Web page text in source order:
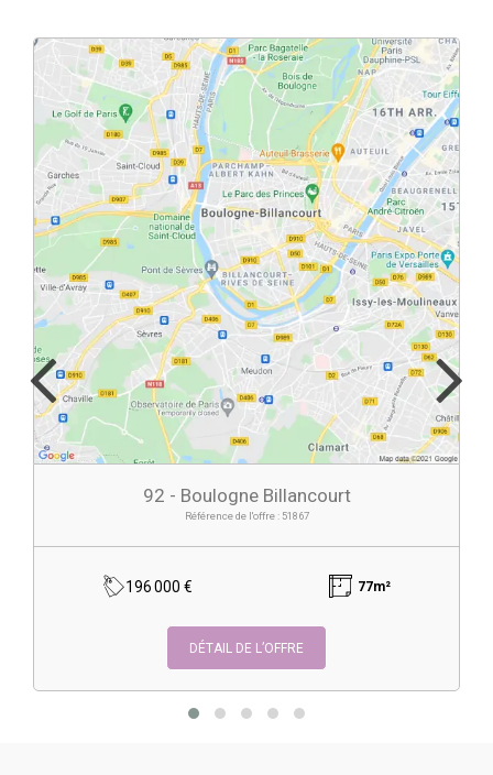
92 - Boulogne Billancourt
Référence de l'offre : 51867
196 000 € 77m²
DÉTAIL DE L’OFFRE